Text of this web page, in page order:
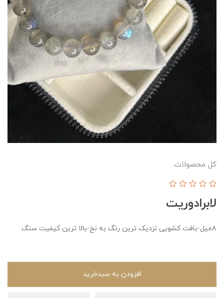
کل محصولات
لابرادوریت
۸میل-بافت کشویی نزدیک ترین رنگ به نخ-بالا ترین کیفیت سنگ
افزودن به سبدخرید